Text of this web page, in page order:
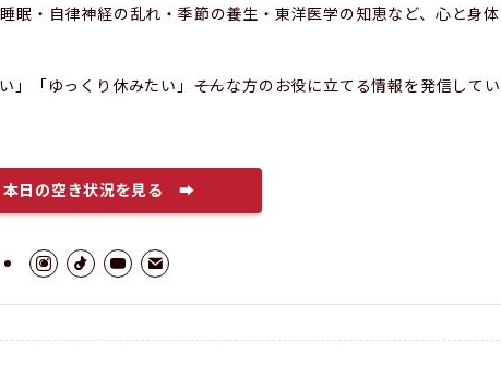
眠・自律神経の乱れ・季節の養生・東洋医学の知恵など、心と身体
」「ゆっくり休みたい」――そんな方のお役に立てる情報を発信してい
本日の空き状況を見る ➡